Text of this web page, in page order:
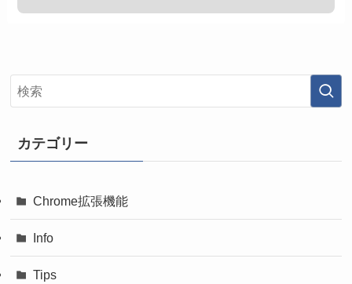
カテゴリー
Chrome拡張機能
Info
Tips